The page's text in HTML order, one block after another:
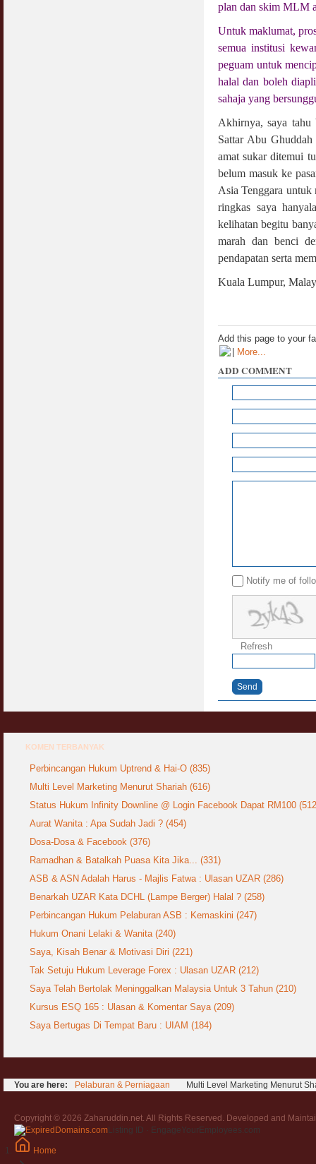
plan dan skim MLM
Untuk maklumat,
semua institusi
peguam untuk
halal dan boleh
sahaja yang
Akhirnya, saya
Sattar Abu
amat sukar ditemui
belum masuk ke
Asia Tenggara untuk
ringkas saya
kelihatan begitu
marah dan benci
pendapatan serta
Kuala Lumpur,
Add this page to your
| More...
ADD COMMENT
Notify me of
Refresh
Send
KOMEN TERBANYAK
Perbincangan Hukum Uptrend & Hai-O (835)
Multi Level Marketing Menurut Shariah (616)
Status Hukum Infinity Downline @ Login Facebook Dapat RM100
Aurat Wanita : Apa Sudah Jadi ? (454)
Dosa-Dosa & Facebook (376)
Ramadhan & Batalkah Puasa Kita Jika... (331)
ASB & ASN Adalah Harus - Majlis Fatwa : Ulasan UZAR (286)
Benarkah UZAR Kata DCHL (Lampe Berger) Halal ? (258)
Perbincangan Hukum Pelaburan ASB : Kemaskini (247)
Hukum Onani Lelaki & Wanita (240)
Saya, Kisah Benar & Motivasi Diri (221)
Tak Setuju Hukum Leverage Forex : Ulasan UZAR (212)
Saya Telah Bertolak Meninggalkan Malaysia Untuk 3 Tahun (210)
Kursus ESQ 165 : Ulasan & Komentar Saya (209)
Saya Bertugas Di Tempat Baru : UIAM (184)
You are here: Pelaburan & Perniagaan Multi Level Marketing Menurut
Copyright © 2026 Zaharuddin.net. All Rights Reserved. Developed and
Listing ID · EngageYourEmployees.com
Home